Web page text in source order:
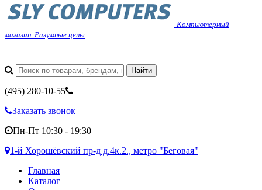
Компьютерный
магазин. Разумные цены
(495) 280-10-55
Заказать звонок
Пн-Пт 10:30 - 19:30
1-й Хорошёвский пр-д д.4к.2., метро "Беговая"
Главная
Каталог